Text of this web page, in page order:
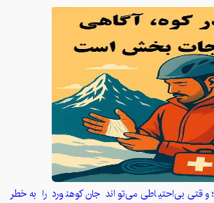
وقتی بی‌احتیاطی می‌تواند جان کوهنورد را به خطر